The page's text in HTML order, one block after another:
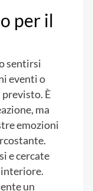
per il
sentirsi
eventi o
È
ma
emozioni
e cercate
un